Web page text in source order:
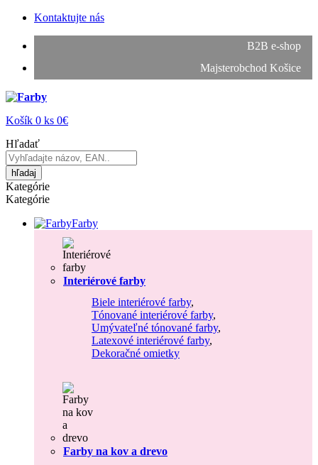
Kontaktujte nás
B2B e-shop
Majsterobchod Košice
Košík 0 ks 0€
Hľadať
hľadaj
Kategórie
Kategórie
Farby
Interiérové farby
Biele interiérové farby,
Tónované interiérové farby,
Umývateľné tónované farby,
Latexové interiérové farby,
Dekoračné omietky
Farby na kov a drevo